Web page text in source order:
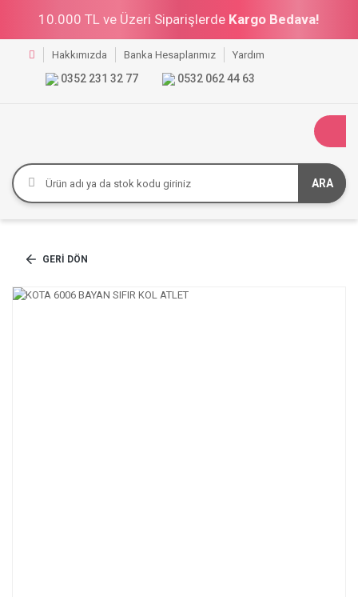
10.000 TL ve Üzeri Siparişlerde Kargo Bedava!
Hakkımızda Banka Hesaplarımız Yardım
0352 231 32 77 0532 062 44 63
ARA
GERI DÖN